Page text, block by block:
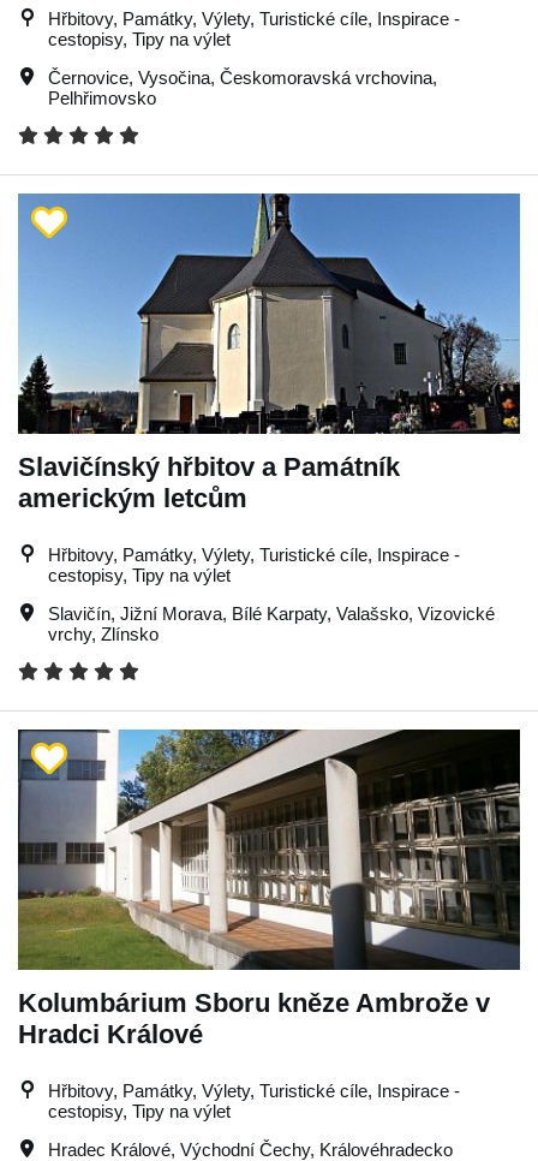
Hřbitovy, Památky, Výlety, Turistické cíle, Inspirace -
cestopisy, Tipy na výlet
Černovice, Vysočina, Českomoravská vrchovina,
Pelhřimovsko
Slavičínský hřbitov a Památník
americkým letcům
Hřbitovy, Památky, Výlety, Turistické cíle, Inspirace -
cestopisy, Tipy na výlet
Slavičín, Jižní Morava, Bílé Karpaty, Valašsko, Vizovické
vrchy, Zlínsko
Kolumbárium Sboru kněze Ambrože v
Hradci Králové
Hřbitovy, Památky, Výlety, Turistické cíle, Inspirace -
cestopisy, Tipy na výlet
Hradec Králové, Východní Čechy, Královéhradecko